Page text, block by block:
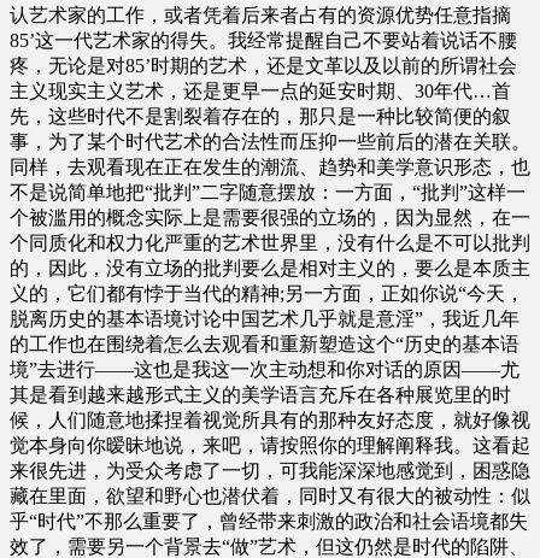
认艺术家的工作，或者凭着后来者占有的资源优势任意指摘
85’这一代艺术家的得失。我经常提醒自己不要站着说话不腰
疼，无论是对85’时期的艺术，还是文革以及以前的所谓社会
主义现实主义艺术，还是更早一点的延安时期、30年代…首
先，这些时代不是割裂着存在的，那只是一种比较简便的叙
事，为了某个时代艺术的合法性而压抑一些前后的潜在关联。
同样，去观看现在正在发生的潮流、趋势和美学意识形态，也
不是说简单地把“批判”二字随意摆放：一方面，“批判”这样一
个被滥用的概念实际上是需要很强的立场的，因为显然，在一
个同质化和权力化严重的艺术世界里，没有什么是不可以批判
的，因此，没有立场的批判要么是相对主义的，要么是本质主
义的，它们都有悖于当代的精神;另一方面，正如你说“今天，
脱离历史的基本语境讨论中国艺术几乎就是意淫”，我近几年
的工作也在围绕着怎么去观看和重新塑造这个“历史的基本语
境”去进行——这也是我这一次主动想和你对话的原因——尤
其是看到越来越形式主义的美学语言充斥在各种展览里的时
候，人们随意地揉捏着视觉所具有的那种友好态度，就好像视
觉本身向你暧昧地说，来吧，请按照你的理解阐释我。这看起
来很先进，为受众考虑了一切，可我能深深地感觉到，困惑隐
藏在里面，欲望和野心也潜伏着，同时又有很大的被动性：似
乎“时代”不那么重要了，曾经带来刺激的政治和社会语境都失
效了，需要另一个背景去“做”艺术，但这仍然是时代的陷阱、